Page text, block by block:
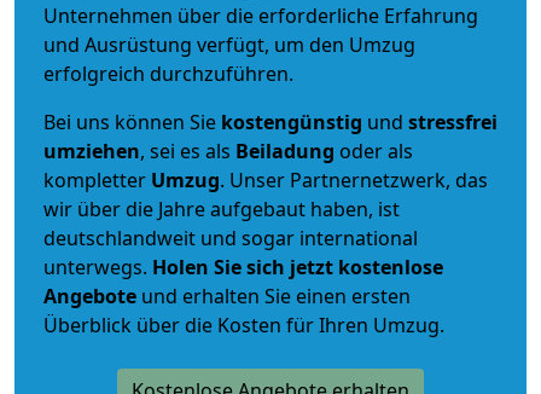
Unternehmen über die erforderliche Erfahrung
und Ausrüstung verfügt, um den Umzug
erfolgreich durchzuführen.
Bei uns können Sie kostengünstig und stressfrei
umziehen, sei es als Beiladung oder als
kompletter Umzug. Unser Partnernetzwerk, das
wir über die Jahre aufgebaut haben, ist
deutschlandweit und sogar international
unterwegs. Holen Sie sich jetzt kostenlose
Angebote und erhalten Sie einen ersten
Überblick über die Kosten für Ihren Umzug.